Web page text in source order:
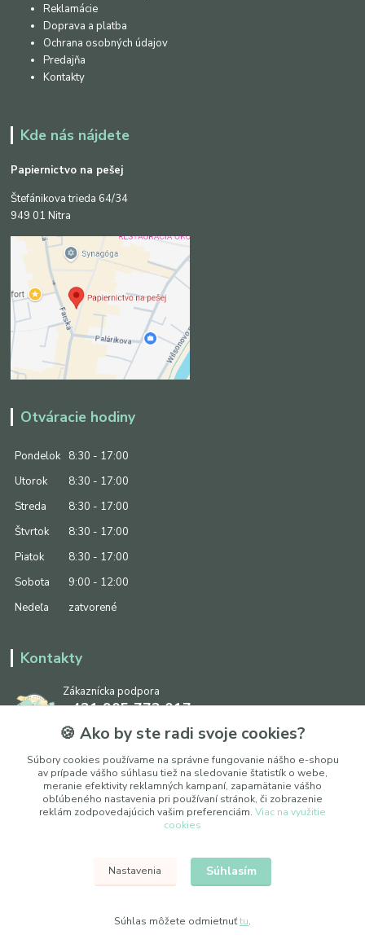
Reklamácie
Doprava a platba
Ochrana osobných údajov
Predajňa
Kontakty
Kde nás nájdete
Papiernictvo na pešej
Štefánikova trieda 64/34
949 01 Nitra
Otváracie hodiny
Pondelok
8:30 - 17:00
Utorok
8:30 - 17:00
Streda
8:30 - 17:00
Štvrtok
8:30 - 17:00
Piatok
8:30 - 17:00
Sobota
9:00 - 12:00
Nedeľa
zatvorené
Kontakty
Zákaznícka podpora
+421 905 773 017
(Po-Pia, 8:30 - 17:00, So: 9:00 - 12:00)
info@ipapier.sk
Upraviť nastavenia cookies
© 2025 WOXY, s. r. o.
🍪 Ako by ste radi svoje cookies?
Súbory cookies používame na správne fungovanie nášho e-shopu
av prípade vášho súhlasu tiež na sledovanie štatistík o webe,
meranie efektivity reklamných kampaní, zapamätanie vášho
obľúbeného nastavenia pri používaní stránok, či zobrazenie
reklám zodpovedajúcich vašim preferenciám. Viac na využitie
cookies
Nastavenia Súhlasím
Súhlas môžete odmietnuťtu.